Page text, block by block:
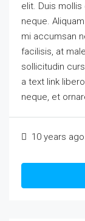
elit. Duis
neque.
mi accumsan
facilisis, at
sollicitudin
a text link
neque, et
10 years ago